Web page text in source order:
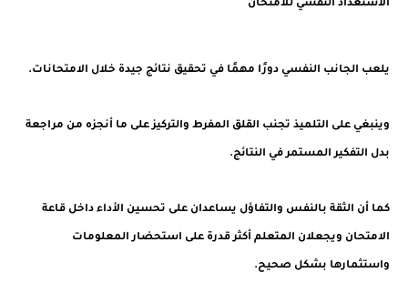
الاستعداد النفسي للامتحان
يلعب الجانب النفسي دورًا مهمًا في تحقيق نتائج جيدة خلال الامتحانات.
وينبغي على التلميذ تجنب القلق المفرط والتركيز على ما أنجزه من مراجعة
بدل التفكير المستمر في النتائج.
كما أن الثقة بالنفس والتفاؤل يساعدان على تحسين الأداء داخل قاعة
الامتحان ويجعلان المتعلم أكثر قدرة على استحضار المعلومات
واستثمارها بشكل صحيح.